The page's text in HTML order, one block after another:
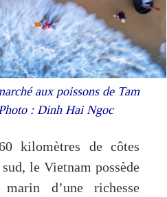
aux poissons de Tam
: Dinh Hai Ngoc
kilomètres de côtes
le Vietnam possède
d’une richesse